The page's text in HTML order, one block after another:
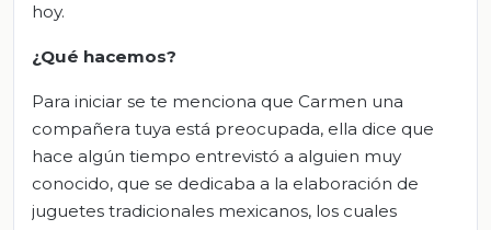
hoy.
¿Qué hacemos?
Para iniciar se te menciona que Carmen una
compañera tuya está preocupada, ella dice que
hace algún tiempo entrevistó a alguien muy
conocido, que se dedicaba a la elaboración de
juguetes tradicionales mexicanos, los cuales